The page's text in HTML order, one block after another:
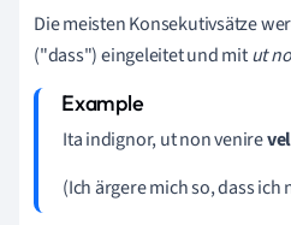
Die meisten Konsekutivsätze
("dass") eingeleitet und mitut
Ita indignor, ut non venire
(Ich ärgere mich so, dass